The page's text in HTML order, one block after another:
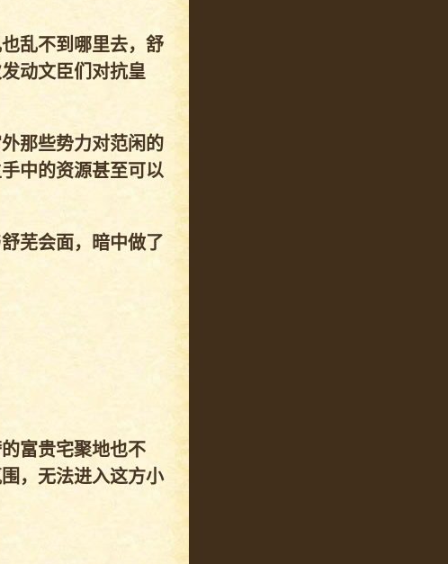
乱不到哪里去，舒
动文臣们对抗皇
那些势力对范闲的
中的资源甚至可以
芜会面，暗中做了
富贵宅聚地也不
，无法进入这方小